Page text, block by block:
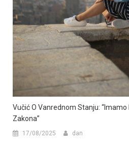
Vučić O Vanrednom Stanju: “Imamo
Zakona”
17/08/2025 dan